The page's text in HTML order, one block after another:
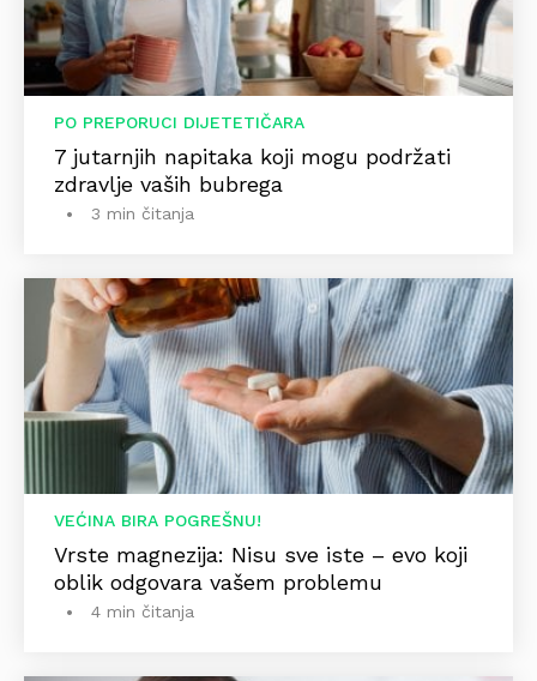
PO PREPORUCI DIJETETIČARA
7 jutarnjih napitaka koji mogu podržati
zdravlje vaših bubrega
3 min čitanja
VEĆINA BIRA POGREŠNU!
Vrste magnezija: Nisu sve iste – evo koji
oblik odgovara vašem problemu
4 min čitanja